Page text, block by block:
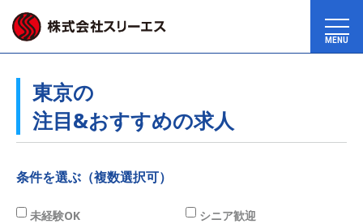
MENU
東京の
注目&おすすめの求人
条件を選ぶ（複数選択可）
未経験OK
シニア歓迎